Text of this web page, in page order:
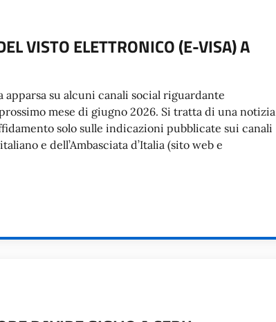
VISTO ELETTRONICO (E-VISA) A
apparsa su alcuni canali social riguardante
mese di giugno 2026. Si tratta di una notizia
solo sulle indicazioni pubblicate sui canali
e dell’Ambasciata d’Italia (sito web e